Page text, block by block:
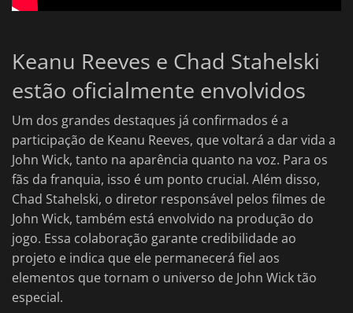
Keanu Reeves e Chad Stahelski
estão oficialmente envolvidos
Um dos grandes destaques já confirmados é a
participação de Keanu Reeves, que voltará a dar vida a
John Wick, tanto na aparência quanto na voz. Para os
fãs da franquia, isso é um ponto crucial. Além disso,
Chad Stahelski, o diretor responsável pelos filmes de
John Wick, também está envolvido na produção do
jogo. Essa colaboração garante credibilidade ao
projeto e indica que ele permanecerá fiel aos
elementos que tornam o universo de John Wick tão
especial.